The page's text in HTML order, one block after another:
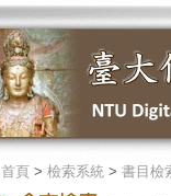
首頁> 檢索系統> 書目檢